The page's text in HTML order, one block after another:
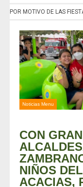
POR MOTIVO DE LAS
Noticias Menu
CON
NIÑOS
ACACIAS,